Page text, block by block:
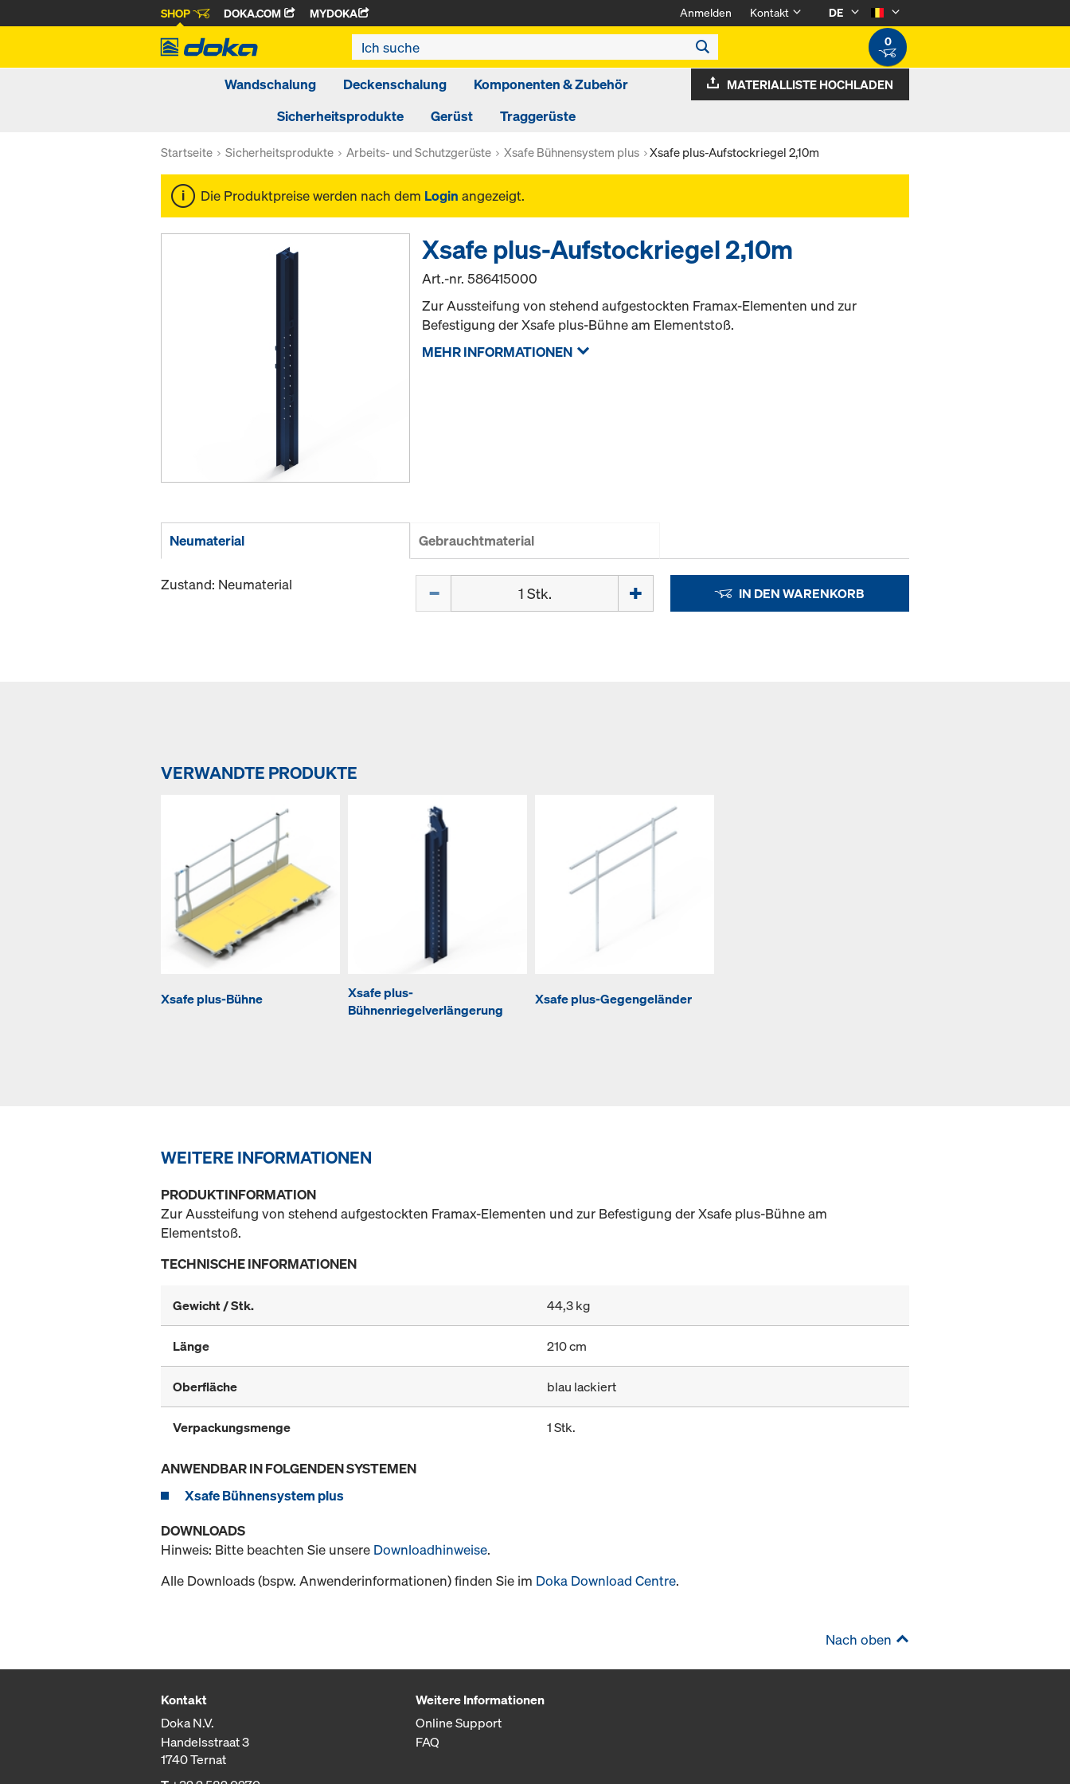
SHOP DOKA.COM MYDOKA Anmelden Kontakt
DE
0
Wandschalung Deckenschalung
Komponenten & Zubehör
Sicherheitsprodukte
Gerüst Traggerüste
MATERIALLISTE HOCHLADEN
Startseite Sicherheitsprodukte Arbeits- und Schutzgerüste Xsafe Bühnensystem plus Xsafe plus-Aufstockriegel 2,10m
Die Produktpreise werden nach dem Login angezeigt.
Xsafe plus-Aufstockriegel 2,10m
Art.-nr.586415000
Zur Aussteifung von stehend aufgestockten Framax-Elementen und zur
Befestigung der Xsafe plus-Bühne am Elementstoß.
MEHR INFORMATIONEN
Neumaterial Gebrauchtmaterial
Zustand: Neumaterial IN DEN WARENKORB
VERWANDTE PRODUKTE
Xsafe plus-Bühne
Xsafe plus-
Bühnenriegelverlängerung
Xsafe plus-Gegengeländer
WEITERE INFORMATIONEN
PRODUKTINFORMATION
Zur Aussteifung von stehend aufgestockten Framax-Elementen und zur Befestigung der Xsafe plus-Bühne am
Elementstoß.
TECHNISCHE INFORMATIONEN
Gewicht / Stk. 44,3 kg
Länge 210 cm
Oberfläche blau lackiert
Verpackungsmenge 1 Stk.
ANWENDBAR IN FOLGENDEN SYSTEMEN
Xsafe Bühnensystem plus
DOWNLOADS
Hinweis: Bitte beachten Sie unsere Downloadhinweise.
Alle Downloads (bspw. Anwenderinformationen) finden Sie im Doka Download Centre.
Nach oben
Kontakt
Doka N.V.
Handelsstraat 3
1740 Ternat
Weitere Informationen
Online Support
FAQ